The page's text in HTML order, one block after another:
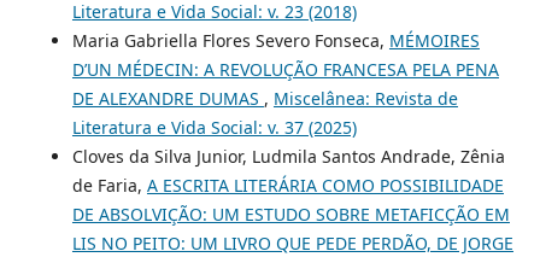
Literatura e Vida Social: v. 23 (2018)
Maria Gabriella Flores Severo Fonseca, MÉMOIRES
D’UN MÉDECIN: A REVOLUÇÃO FRANCESA PELA PENA
DE ALEXANDRE DUMAS , Miscelânea: Revista de
Literatura e Vida Social: v. 37 (2025)
Cloves da Silva Junior, Ludmila Santos Andrade, Zênia
de Faria, A ESCRITA LITERÁRIA COMO POSSIBILIDADE
DE ABSOLVIÇÃO: UM ESTUDO SOBRE METAFICÇÃO EM
LIS NO PEITO: UM LIVRO QUE PEDE PERDÃO, DE JORGE